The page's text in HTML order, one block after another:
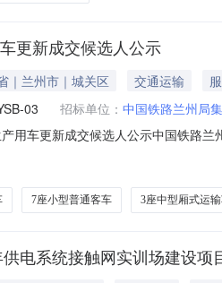
更新成交候选人公示
｜兰州市｜城关区 交通运输
03 招标单位： 中国铁路兰州局
用车更新成交候选人公示中国铁路
28日国铁采购平台：（https://
7座小型普通客车 3座中型厢式运
电系统接触网实训场建设项